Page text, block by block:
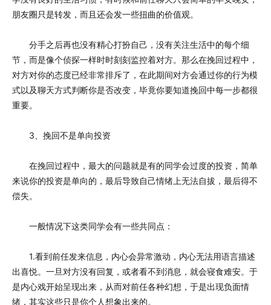
朋友圈只是转发，而且还会发一些扭曲的价值观。
分手之后再也没有精心打扮自己，没有关注生活中的每个细
节，而是像个侦探一样时时刻刻监控着对方。那么在挽回过程中，
对方对你的态度已经非常排斥了，在此期间对方会通过你的行为模
式以及聊天方式判断你是否改变，毕竟你要知道挽回中每一步都很
重要。
3、挽回不是单向投资
在挽回过程中，最大的问题就是有的同学会过度的投资，简单
来说你的投资是单向的，最后导致自己情绪上无法自拔，最后得不
偿失。
一般情况下这类同学会有一些共同点：
1.看到前任发来信息，内心会异常激动，内心无法用语言描述
出喜悦。一旦对方没有回复，或者看不到消息，就会寝食难安。于
是内心戏开始呈现出来，从而对前任各种幻想，于是出现负面情
绪，其实这些只是你个人想象出来的。